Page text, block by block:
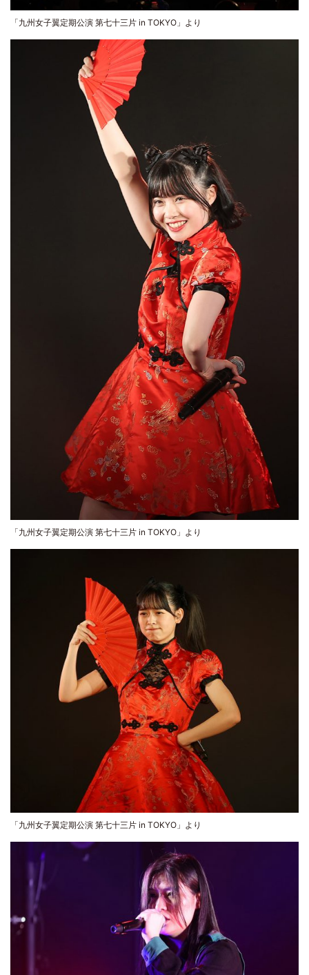
「九州女子翼定期公演 第七十三片 in TOKYO」より
「九州女子翼定期公演 第七十三片 in TOKYO」より
「九州女子翼定期公演 第七十三片 in TOKYO」より